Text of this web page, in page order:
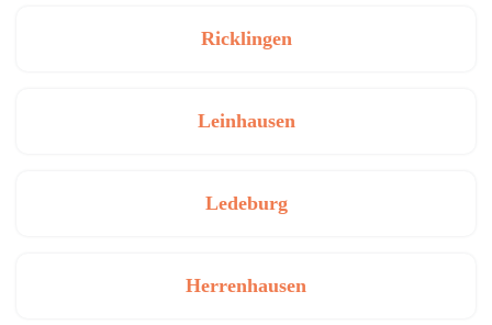
Ricklingen
Leinhausen
Ledeburg
Herrenhausen